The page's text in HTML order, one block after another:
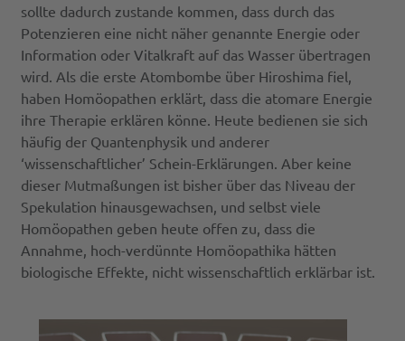
sollte dadurch zustande kommen, dass durch das
Potenzieren eine nicht näher genannte Energie oder
Information oder Vitalkraft auf das Wasser übertragen
wird. Als die erste Atombombe über Hiroshima fiel,
haben Homöopathen erklärt, dass die atomare Energie
ihre Therapie erklären könne. Heute bedienen sie sich
häufig der Quantenphysik und anderer
‘wissenschaftlicher’ Schein-Erklärungen. Aber keine
dieser Mutmaßungen ist bisher über das Niveau der
Spekulation hinausgewachsen, und selbst viele
Homöopathen geben heute offen zu, dass die
Annahme, hoch-verdünnte Homöopathika hätten
biologische Effekte, nicht wissenschaftlich erklärbar ist.